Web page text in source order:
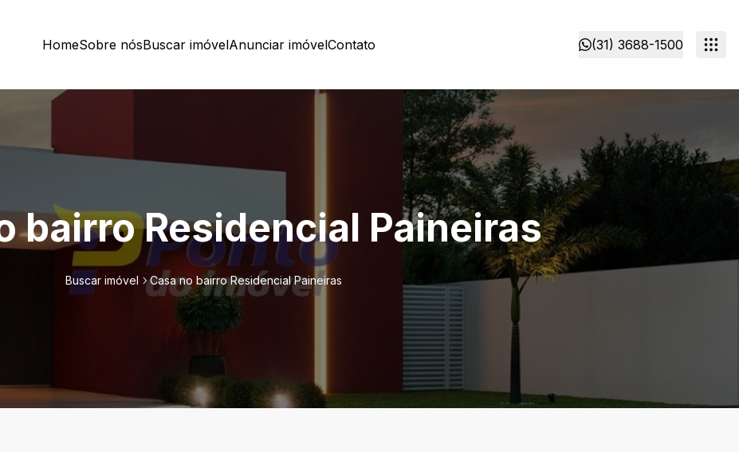
HomeSobre nósBuscar imóvelAnunciar imóvelContato (31) 3688-1500
bairro Residencial Paineiras
Buscar imóvel Casa no bairro Residencial Paineiras